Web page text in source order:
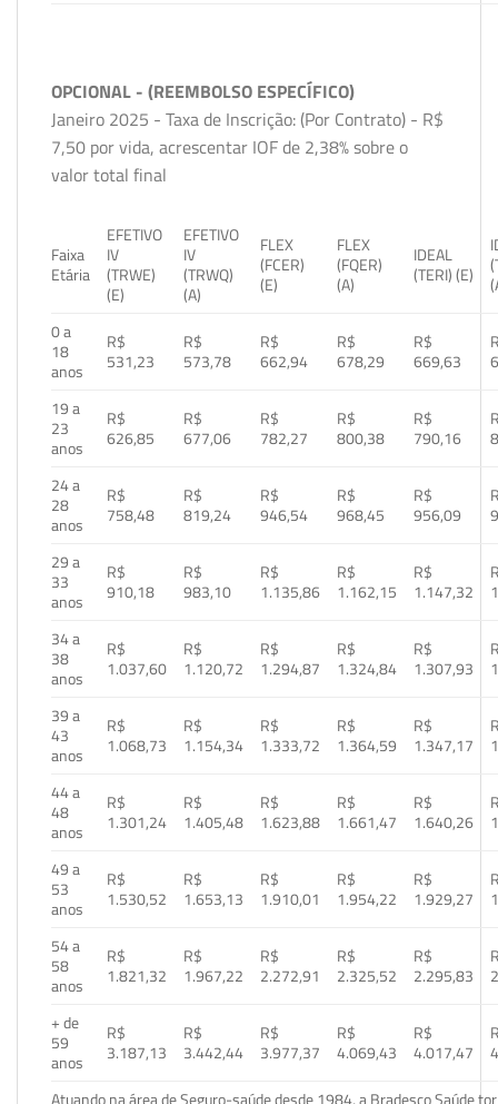
OPCIONAL - (REEMBOLSO ESPECÍFICO)
Janeiro 2025 - Taxa de Inscrição: (Por Contrato) - R$
7,50 por vida, acrescentar IOF de 2,38% sobre o
valor total final
Faixa
Etária
EFETIVO
IV
(TRWE)
(E)
EFETIVO
IV
(TRWQ)
(A)
FLEX
(FCER)
(E)
FLEX
(FQER)
(A)
IDEAL
(TERI) (E)
0 a
18
anos
R$
531,23
R$
573,78
R$
662,94
R$
678,29
R$
669,63
19 a
23
anos
R$
626,85
R$
677,06
R$
782,27
R$
800,38
R$
790,16
24 a
28
anos
R$
758,48
R$
819,24
R$
946,54
R$
968,45
R$
956,09
29 a
33
anos
R$
910,18
R$
983,10
R$
1.135,86
R$
1.162,15
R$
1.147,32
34 a
38
anos
R$
1.037,60
R$
1.120,72
R$
1.294,87
R$
1.324,84
R$
1.307,93
39 a
43
anos
R$
1.068,73
R$
1.154,34
R$
1.333,72
R$
1.364,59
R$
1.347,17
44 a
48
anos
R$
1.301,24
R$
1.405,48
R$
1.623,88
R$
1.661,47
R$
1.640,26
49 a
53
anos
R$
1.530,52
R$
1.653,13
R$
1.910,01
R$
1.954,22
R$
1.929,27
54 a
58
anos
R$
1.821,32
R$
1.967,22
R$
2.272,91
R$
2.325,52
R$
2.295,83
+ de
59
anos
R$
3.187,13
R$
3.442,44
R$
3.977,37
R$
4.069,43
R$
4.017,47